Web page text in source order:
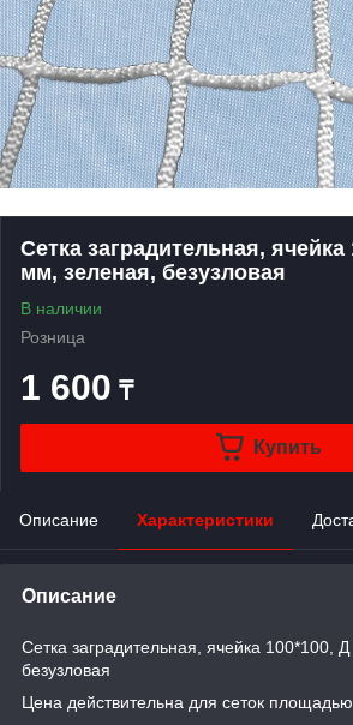
Сетка заградительная, ячейка
мм, зеленая, безузловая
В наличии
Розница
1 600 ₸
Купить
Описание Характеристики
Описание
Сетка заградительная, ячейка 100*100,
безузловая
Цена действительна для сеток